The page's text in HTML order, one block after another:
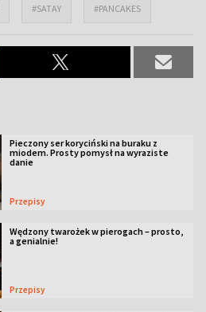
#SATAY #PANCAKES
Pieczony ser koryciński na buraku z
miodem. Prosty pomysł na wyraziste
danie
Przepisy
Wędzony twarożek w pierogach – prosto,
a genialnie!
Przepisy